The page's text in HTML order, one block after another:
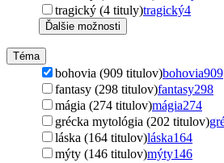
tragický (4 tituly)tragický4
Ďalšie možnosti
Téma
bohovia (909 titulov)bohovia909
fantasy (298 titulov)fantasy298
mágia (274 titulov)mágia274
grécka mytológia (202 titulov)
láska (164 titulov)láska164
mýty (146 titulov)mýty146